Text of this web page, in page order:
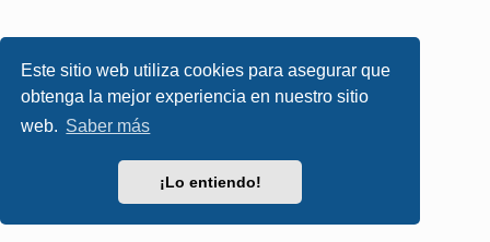
Este sitio web utiliza cookies para asegurar que
obtenga la mejor experiencia en nuestro sitio
web. Saber más
¡Lo entiendo!